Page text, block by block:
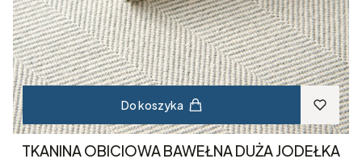
Do koszyka
TKANINA OBICIOWA BAWEŁNA DUŻA JODEŁKA